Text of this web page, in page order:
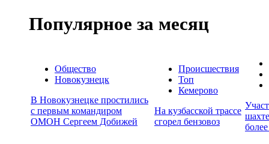
Популярное за месяц
Общество
Новокузнецк
В Новокузнецке простились
с первым командиром
ОМОН Сергеем Добижей
Происшествия
Топ
Кемерово
На кузбасской трассе
сгорел бензовоз